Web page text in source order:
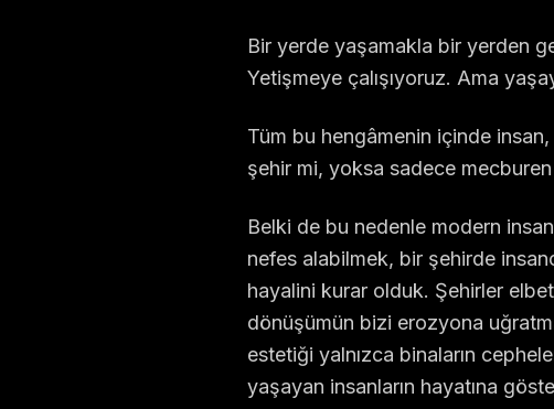
Bir yerde yaşamakla bir yerden
Yetişmeye çalışıyoruz. Ama
Tüm bu hengâmenin içinde
şehir mi, yoksa sadece
Belki de bu nedenle modern
nefes alabilmek, bir şehirde
hayalini kurar olduk. Şehirler
dönüşümün bizi erozyona
estetiği yalnızca binaların
yaşayan insanların hayatına